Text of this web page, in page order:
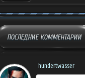
ПОСЛЕДНИЕ КОММЕНТАРИИ
hundertwasser